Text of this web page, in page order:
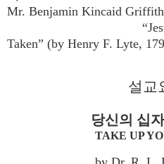
Mr. Benjamin Kincaid
Taken” (by Henry F. Lyte,
설교
당신의 십
TAKE UP